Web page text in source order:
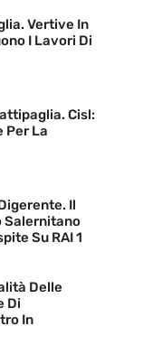
Vertive In
I Lavori Di
Cisl:
Per La
Il
Salernitano
Su RAI 1
Delle
Di
In